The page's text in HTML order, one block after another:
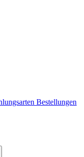
Bestellungen